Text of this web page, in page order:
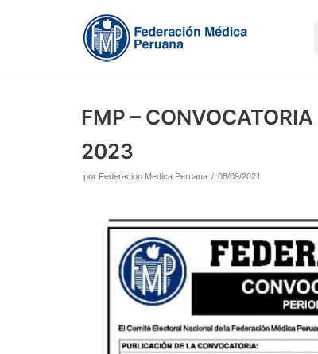
FMP –
2023
por Federacion Medica Peruana 08/09/2021